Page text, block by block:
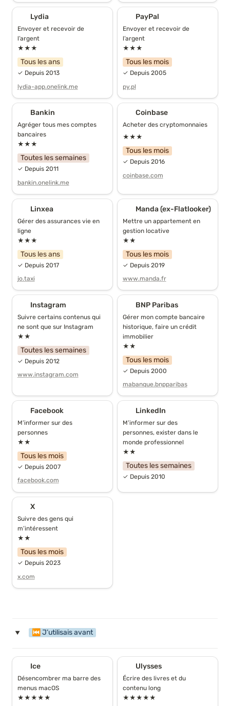
Lydia
Lydia
Envoyer et recevoir de
l’argent
★★★
Tous les ans
✓ Depuis 2013
lydia-app.onelink.me
PayPal
PayPal
Envoyer et recevoir de
l’argent
★★★
Tous les mois
✓ Depuis 2005
py.pl
Bankin
Bankin
Agréger tous mes comptes
bancaires
★★★
Toutes les semaines
✓ Depuis 2011
bankin.onelink.me
Coinbase
Coinbase
Acheter des cryptomonnaies
★★★
Tous les mois
✓ Depuis 2016
coinbase.com
Linxea
Linxea
Gérer des assurances vie en
ligne
★★★
Tous les ans
✓ Depuis 2017
jo.taxi
Manda (ex-Flatlooker)
Manda (ex-Flatlooker)
Mettre un appartement en
gestion locative
★★
Tous les mois
✓ Depuis 2019
www.manda.fr
Instagram
Instagram
Suivre certains contenus qui
ne sont que sur Instagram
★★
Toutes les semaines
✓ Depuis 2012
www.instagram.com
BNP Paribas
BNP Paribas
Gérer mon compte bancaire
historique, faire un crédit
immobilier
★★
Tous les mois
✓ Depuis 2000
mabanque.bnpparibas
Facebook
Facebook
M’informer sur des
personnes
★★
Tous les mois
✓ Depuis 2007
facebook.com
LinkedIn
LinkedIn
M’informer sur des
personnes, exister dans le
monde professionnel
★★
Toutes les semaines
✓ Depuis 2010
X
X
Suivre des gens qui
m’intéressent
★★
Tous les mois
✓ Depuis 2023
x.com
‣ ⏮ J’utilisais avant
Ice
Ice
Désencombrer ma barre des
menus macOS
★★★★★
Ulysses
Ulysses
Écrire des livres et du
contenu long
★★★★★